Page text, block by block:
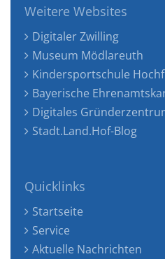
Weitere Websites
Digitaler Zwilling
Museum Mödlareuth
Kindersportschule
Bayerische
Digitales
Stadt.Land.Hof-Blog
Quicklinks
Startseite
Service
Aktuelle Nachrichten